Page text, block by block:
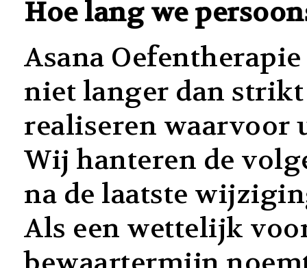
Hoe lang we
Asana
niet langer dan
realiseren waarvoor
Wij hanteren de
na de laatste
Als een wettelijk